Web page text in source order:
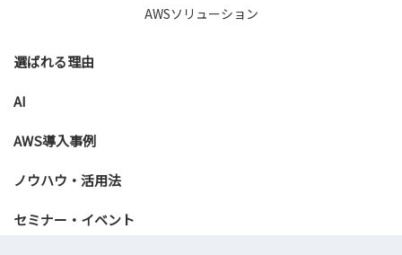
AWSソリューション
選ばれる理由
AI
AWS導入事例
ノウハウ・活用法
セミナー・イベント